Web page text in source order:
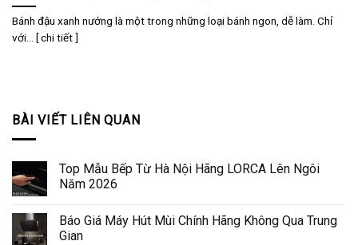
Bánh đậu xanh nướng là một trong những loại bánh ngon, dễ làm. Chỉ
với... [ chi tiết ]
BÀI VIẾT LIÊN QUAN
Top Mẫu Bếp Từ Hà Nội Hãng LORCA Lên Ngôi
Năm 2026
Báo Giá Máy Hút Mùi Chính Hãng Không Qua Trung
Gian